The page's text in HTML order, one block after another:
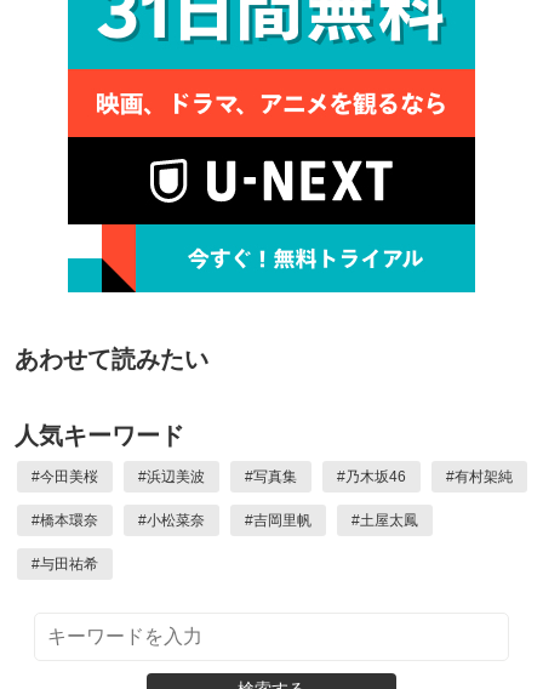
あわせて読みたい
人気キーワード
#今田美桜 #浜辺美波 #写真集 #乃木坂46 #有村架純
#橋本環奈 #小松菜奈 #吉岡里帆 #土屋太鳳
#与田祐希